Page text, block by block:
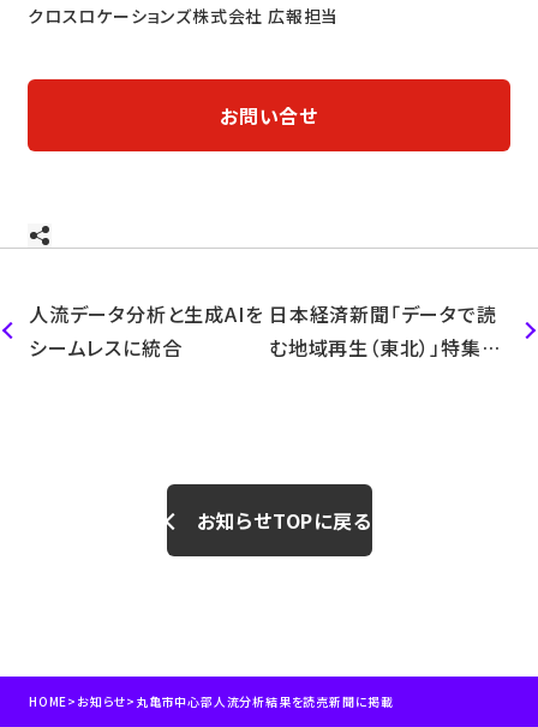
クロスロケーションズ株式会社 広報担当
お問い合せ
人流データ分析と生成AIを
シームレスに統合
日本経済新聞「データで読
む地域再生（東北）」特集で
お知らせTOPに戻る
HOME> お知らせ> 丸亀市中心部人流分析結果を読売新聞に掲載